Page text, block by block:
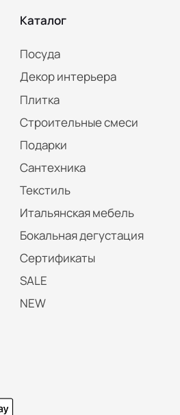
Каталог
Посуда
Декор интерьера
Плитка
Строительные смеси
Подарки
Сантехника
Текстиль
Итальянская мебель
Бокальная дегустация
Сертификаты
SALE
NEW